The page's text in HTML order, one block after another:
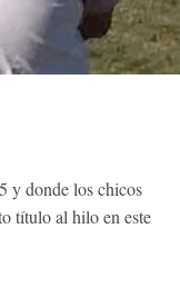
y donde los chicos
título al hilo en este